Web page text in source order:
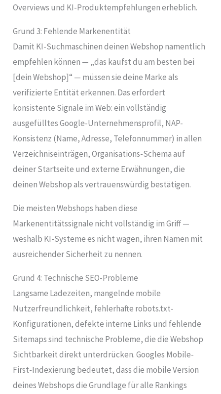
Overviews und KI-Produktempfehlungen erheblich.
Grund 3: Fehlende Markenentität
Damit KI-Suchmaschinen deinen Webshop namentlich
empfehlen können — „das kaufst du am besten bei
[dein Webshop]“ — müssen sie deine Marke als
verifizierte Entität erkennen. Das erfordert
konsistente Signale im Web: ein vollständig
ausgefülltes Google-Unternehmensprofil, NAP-
Konsistenz (Name, Adresse, Telefonnummer) in allen
Verzeichniseinträgen, Organisations-Schema auf
deiner Startseite und externe Erwähnungen, die
deinen Webshop als vertrauenswürdig bestätigen.
Die meisten Webshops haben diese
Markenentitätssignale nicht vollständig im Griff —
weshalb KI-Systeme es nicht wagen, ihren Namen mit
ausreichender Sicherheit zu nennen.
Grund 4: Technische SEO-Probleme
Langsame Ladezeiten, mangelnde mobile
Nutzerfreundlichkeit, fehlerhafte robots.txt-
Konfigurationen, defekte interne Links und fehlende
Sitemaps sind technische Probleme, die die Webshop
Sichtbarkeit direkt unterdrücken. Googles Mobile-
First-Indexierung bedeutet, dass die mobile Version
deines Webshops die Grundlage für alle Rankings